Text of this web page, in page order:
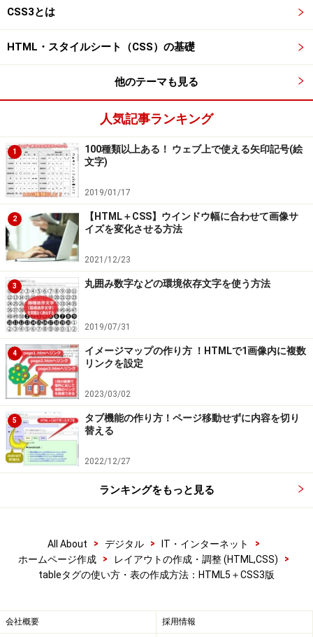
ースの太字部分。
(＝<tr>タグ～</tr>タグ)は計3個あり、tr要素に含まれる
td要素(＝<td>タグ～</td>タグ)も3個ずつの計9個ありま
す。行列の必要数に応じて増減させれば、自由な行数×列
数の表が作れます。
■HTMLでは表の構造を作るだけ
上記のHTMLソースで表の構造は作れますが、その
HTMLをブラウザで表示しても下図のようにしか見えま
せん。何も装飾を加えていない段階では、表の罫線すら
も描画されないからです。
tableタグ等を使ってHTMLで表を作成しただけでは、罫線や
余白などの装飾がないため、表らしくは見えない
罫線が描画されないだけでなく、各セルの内部には余白
もないため隣接セルがほぼぴったり連続してしまい、か
なり見づらくなっています。HTMLはあくまでも表の構
CSS3で表を装飾する基礎：border-
collapse、border、padding
CSS3とは
HTML・スタイルシート（CSS）の基礎
他のテーマも見る
人気記事ランキング
1
100種類以上ある！ ウェブ上で使える矢印記号(絵
文字)
2019/01/17
2
【HTML＋CSS】ウインドウ幅に合わせて画像サ
イズを変化させる方法
2021/12/23
3 丸囲み数字などの環境依存文字を使う方法
2019/07/31
4
イメージマップの作り方 ！HTMLで1画像内に複数
リンクを設定
2023/03/02
5
タブ機能の作り方！ページ移動せずに内容を切り
替える
2022/12/27
ランキングをもっと見る
All About > デジタル > IT・インターネット
>
ホームページ作成
> レイアウトの作成・調整 (HTML,CSS)
>
tableタグの使い方・表の作成方法：HTML5＋CSS3版
会社概要 採用情報